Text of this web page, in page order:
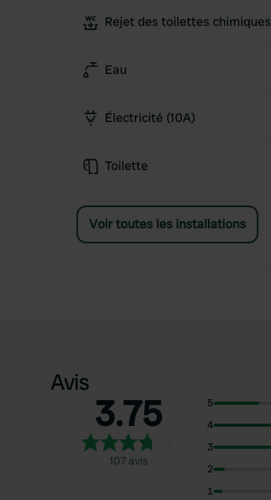
Rejet des toilettes chimiques
Eau
Électricité (10A)
Toilette
Voir toutes les installations
Avis
3.75
107 avis
5
4
3
2
1